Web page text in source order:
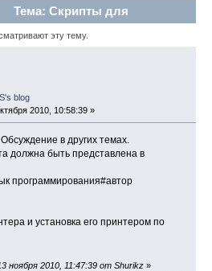
Тема: Скрипты для
задач.
эту тему.
2010, 10:58:39 »
в других темах.
должна быть представлена в
программирования#автор
и установка его принтером по
ноября 2010, 11:47:39 от Shurikz »